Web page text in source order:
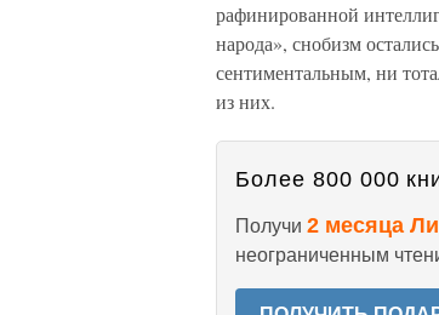
рафинированной
народа», снобизм
сентиментальным, ни
из них.
Более 800 000
Получи 2 месяца
неограниченным